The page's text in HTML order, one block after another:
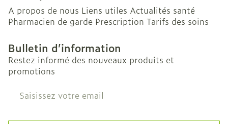
A propos de nous Liens utiles Actualités santé
Pharmacien de garde Prescription Tarifs des soins
Bulletin d’information
Restez informé des nouveaux produits et
promotions
Adresse mail